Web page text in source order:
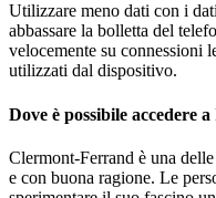
Utilizzare meno dati con i
abbassare la bolletta del
velocemente su connessioni
utilizzati dal dispositivo.
Dove è possibile accedere
Clermont-Ferrand è una
e con buona ragione. Le